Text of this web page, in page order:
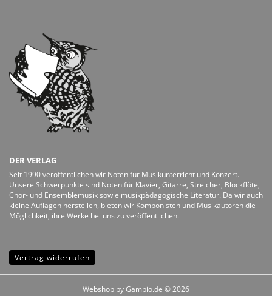
DER VERLAG
Seit 1990 veröffentlichen wir Noten für Musikunterricht und Konzert.
Unsere Schwerpunkte sind Noten für Klavier, Gitarre, Streicher, Blockflöte,
Chor- und Ensemblemusik sowie musikpädagogische Literatur. Da wir auch
kleine Auflagen herstellen, bieten wir Komponisten und Musikautoren die
Möglichkeit, ihre Werke bei uns zu veröffentlichen.
Vertrag widerrufen
Webshop by Gambio.de © 2026